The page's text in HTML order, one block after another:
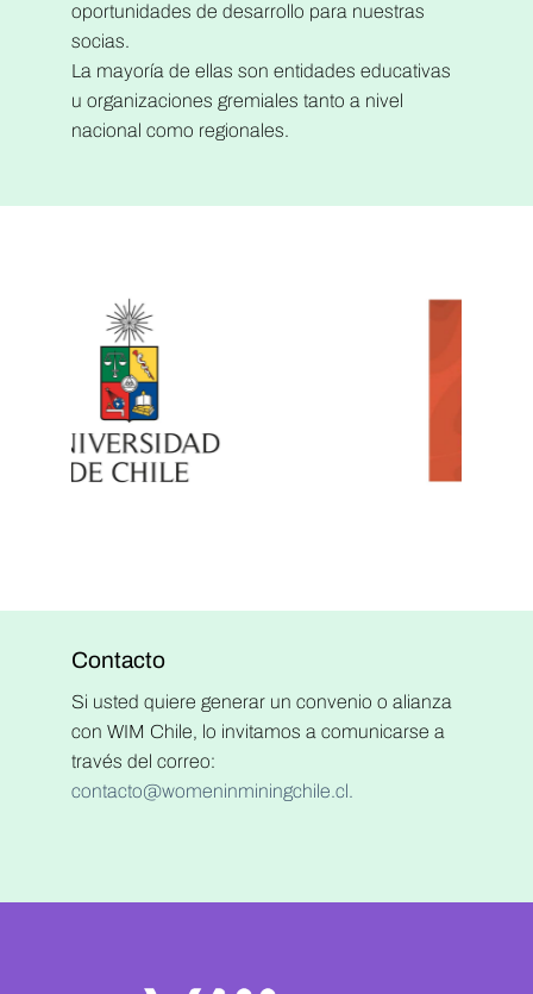
oportunidades de desarrollo para nuestras
socias.
La mayoría de ellas son entidades educativas
u organizaciones gremiales tanto a nivel
nacional como regionales.
Contacto
Si usted quiere generar un convenio o alianza
con WIM Chile, lo invitamos a comunicarse a
través del correo:
contacto@womeninminingchile.cl.